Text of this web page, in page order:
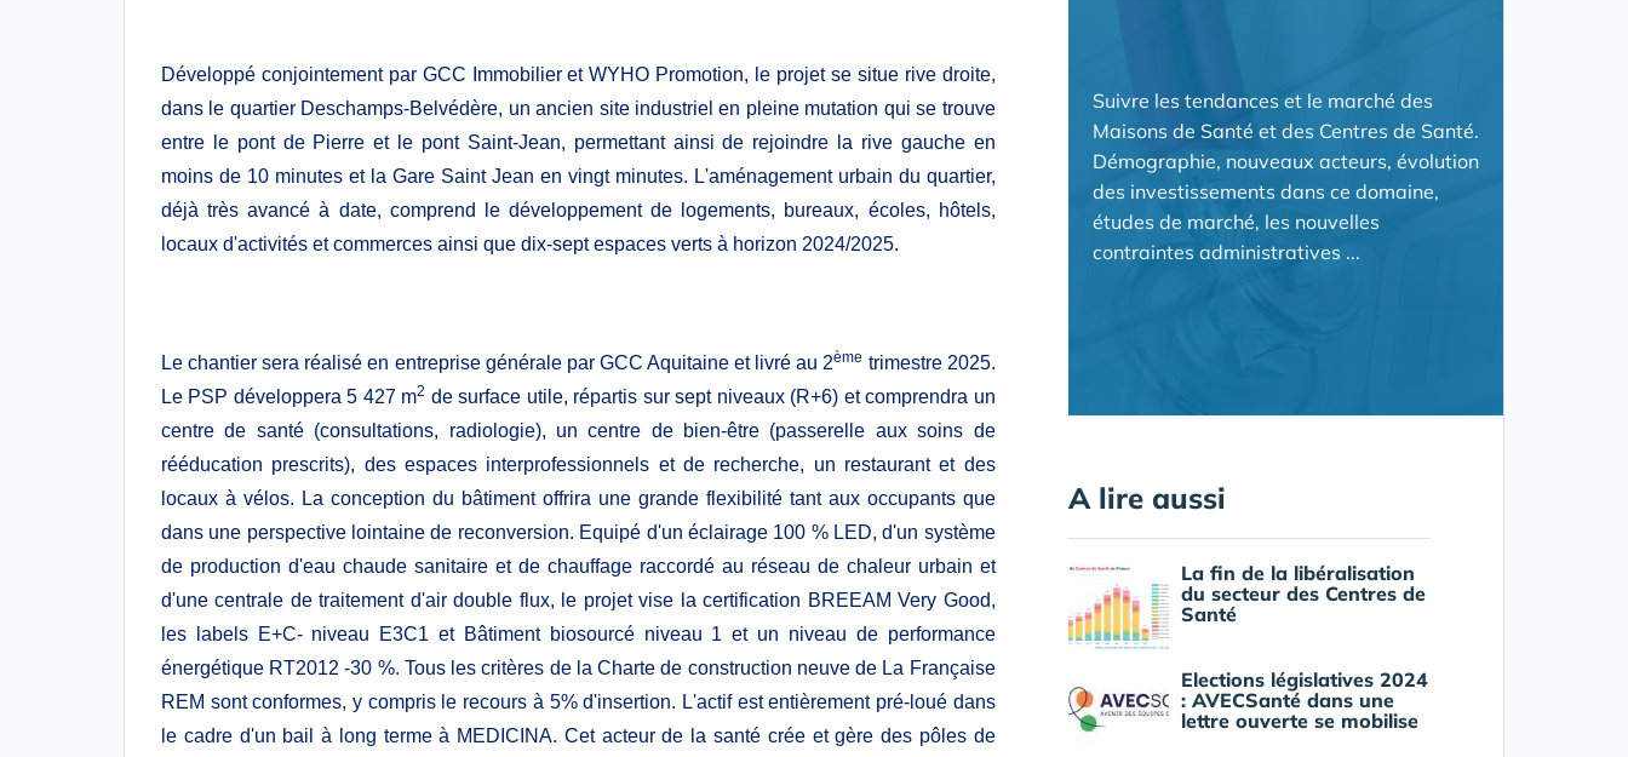
Développé conjointement par GCC Immobilier et WYHO Promotion, le projet se situe rive droite,
dans le quartier Deschamps-Belvédère, un ancien site industriel en pleine mutation qui se trouve
entre le pont de Pierre et le pont Saint-Jean, permettant ainsi de rejoindre la rive gauche en
moins de 10 minutes et la Gare Saint Jean en vingt minutes. L'aménagement urbain du quartier,
déjà très avancé à date, comprend le développement de logements, bureaux, écoles, hôtels,
locaux d'activités et commerces ainsi que dix-sept espaces verts à horizon 2024/2025.
Le chantier sera réalisé en entreprise générale par GCC Aquitaine et livré au 2ème trimestre 2025.
Le PSP développera 5 427 m2 de surface utile, répartis sur sept niveaux (R+6) et comprendra un
centre de santé (consultations, radiologie), un centre de bien-être (passerelle aux soins de
rééducation prescrits), des espaces interprofessionnels et de recherche, un restaurant et des
locaux à vélos. La conception du bâtiment offrira une grande flexibilité tant aux occupants que
dans une perspective lointaine de reconversion. Equipé d'un éclairage 100 % LED, d'un système
de production d'eau chaude sanitaire et de chauffage raccordé au réseau de chaleur urbain et
d'une centrale de traitement d'air double flux, le projet vise la certification BREEAM Very Good,
les labels E+C- niveau E3C1 et Bâtiment biosourcé niveau 1 et un niveau de performance
énergétique RT2012 -30 %. Tous les critères de la Charte de construction neuve de La Française
REM sont conformes, y compris le recours à 5% d'insertion. L'actif est entièrement pré-loué dans
le cadre d'un bail à long terme à MEDICINA. Cet acteur de la santé crée et gère des pôles de
Suivre les tendances et le marché des
Maisons de Santé et des Centres de Santé.
Démographie, nouveaux acteurs, évolution
des investissements dans ce domaine,
études de marché, les nouvelles
contraintes administratives ...
A lire aussi
La fin de la libéralisation
du secteur des Centres de
Santé
Elections législatives 2024
: AVECSanté dans une
lettre ouverte se mobilise